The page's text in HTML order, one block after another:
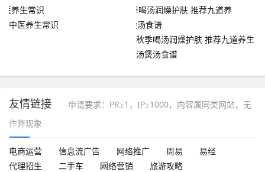
中医养生常识
秋季喝汤润燥护肤 推荐九道养生
汤煲汤食谱
友情链接
申请要求：PR≥1，IP≥1000，内容属同类网站，无
作弊现象
电商运营 信息流广告 网络推广 周易
易经
代理招生
二手车 网络营销
旅游攻略